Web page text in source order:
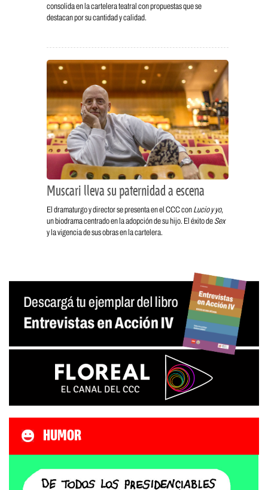
consolida en la cartelera teatral con propuestas que se
destacan por su cantidad y calidad.
Muscari lleva su paternidad a escena
El dramaturgo y director se presenta en el CCC con Lucio y yo,
un biodrama centrado en la adopción de su hijo. El éxito de Sex
y la vigencia de sus obras en la cartelera.
HUMOR